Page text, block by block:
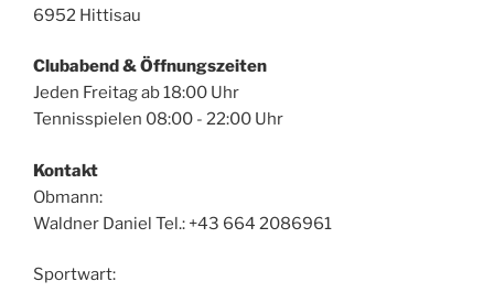
6952 Hittisau
Clubabend & Öffnungszeiten
Jeden Freitag ab 18:00 Uhr
Tennisspielen 08:00 - 22:00 Uhr
Kontakt
Obmann:
Waldner Daniel Tel.: +43 664 2086961
Sportwart: